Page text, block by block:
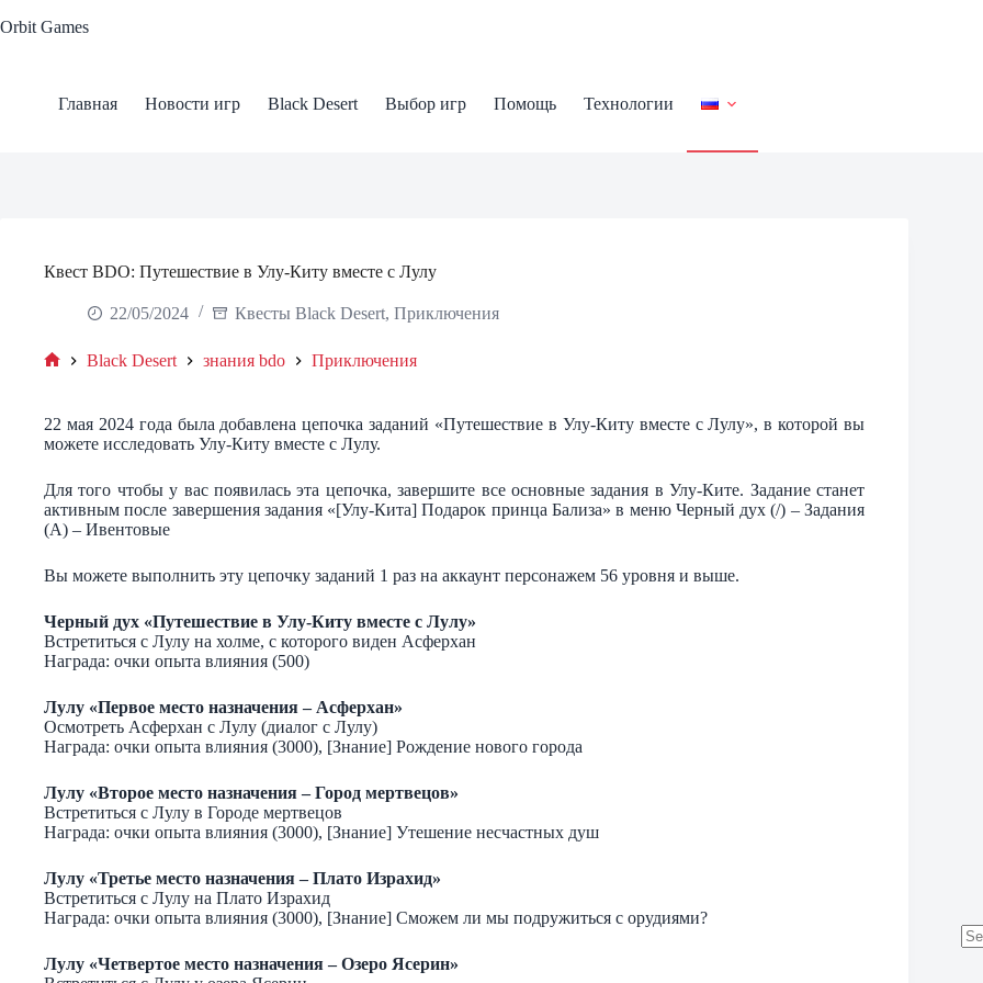
to
Orbit Games
Главная Новости игр Black Desert Выбор игр Помощь Технологии
Квест BDO: Путешествие в Улу-Киту вместе с Лулу
22/05/2024 Квесты Black Desert, Приключения
Black Desert знания bdo Приключения
22 мая 2024 года была добавлена цепочка заданий «Путешествие в Улу-Киту вместе с Лулу», в которой вы
можете исследовать Улу-Киту вместе с Лулу.
Для того чтобы у вас появилась эта цепочка, завершите все основные задания в Улу-Ките. Задание станет
активным после завершения задания «[Улу-Кита] Подарок принца Бализа» в меню Черный дух (/) – Задания
(A) – Ивентовые
Вы можете выполнить эту цепочку заданий 1 раз на аккаунт персонажем 56 уровня и выше.
Черный дух «Путешествие в Улу-Киту вместе с Лулу»
Встретиться с Лулу на холме, с которого виден Асферхан
Награда: очки опыта влияния (500)
Лулу «Первое место назначения – Асферхан»
Осмотреть Асферхан с Лулу (диалог с Лулу)
Награда: очки опыта влияния (3000), [Знание] Рождение нового города
Лулу «Второе место назначения – Город мертвецов»
Встретиться с Лулу в Городе мертвецов
Награда: очки опыта влияния (3000), [Знание] Утешение несчастных душ
Лулу «Третье место назначения – Плато Израхид»
Встретиться с Лулу на Плато Израхид
Награда: очки опыта влияния (3000), [Знание] Сможем ли мы подружиться с орудиями?
Лулу «Четвертое место назначения – Озеро Ясерин»